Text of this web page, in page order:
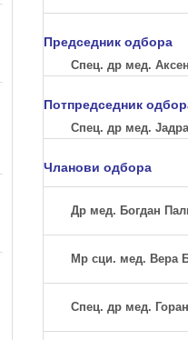
Председник одбора
Спец. др мед.
Потпредседник
Спец. др мед.
Чланови одбора
Др мед. Богдан
Мр сци. мед. Вера
Спец. др мед.